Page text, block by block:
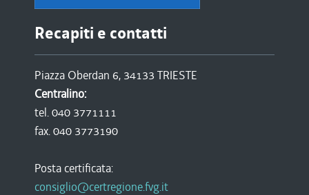
Recapiti e contatti
Piazza Oberdan 6, 34133 TRIESTE
Centralino:
tel. 040 3771111
fax. 040 3773190
Posta certificata:
consiglio@certregione.fvg.it